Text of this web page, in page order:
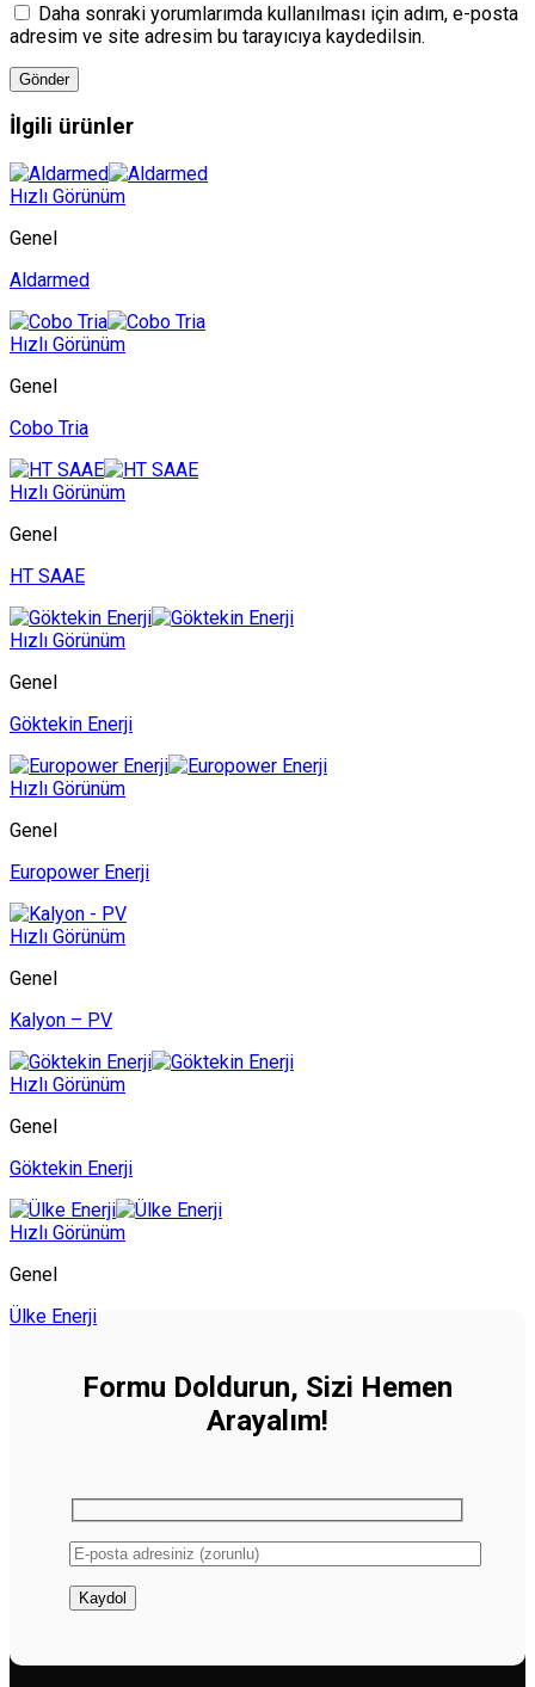
Daha sonraki yorumlarımda kullanılması için adım, e-posta
adresim ve site adresim bu tarayıcıya kaydedilsin.
İlgili ürünler
Hızlı Görünüm
Genel
Aldarmed
Hızlı Görünüm
Genel
Cobo Tria
Hızlı Görünüm
Genel
HT SAAE
Hızlı Görünüm
Genel
Göktekin Enerji
Hızlı Görünüm
Genel
Europower Enerji
Hızlı Görünüm
Genel
Kalyon – PV
Hızlı Görünüm
Genel
Göktekin Enerji
Hızlı Görünüm
Genel
Ülke Enerji
Formu Doldurun, Sizi Hemen
Arayalım!